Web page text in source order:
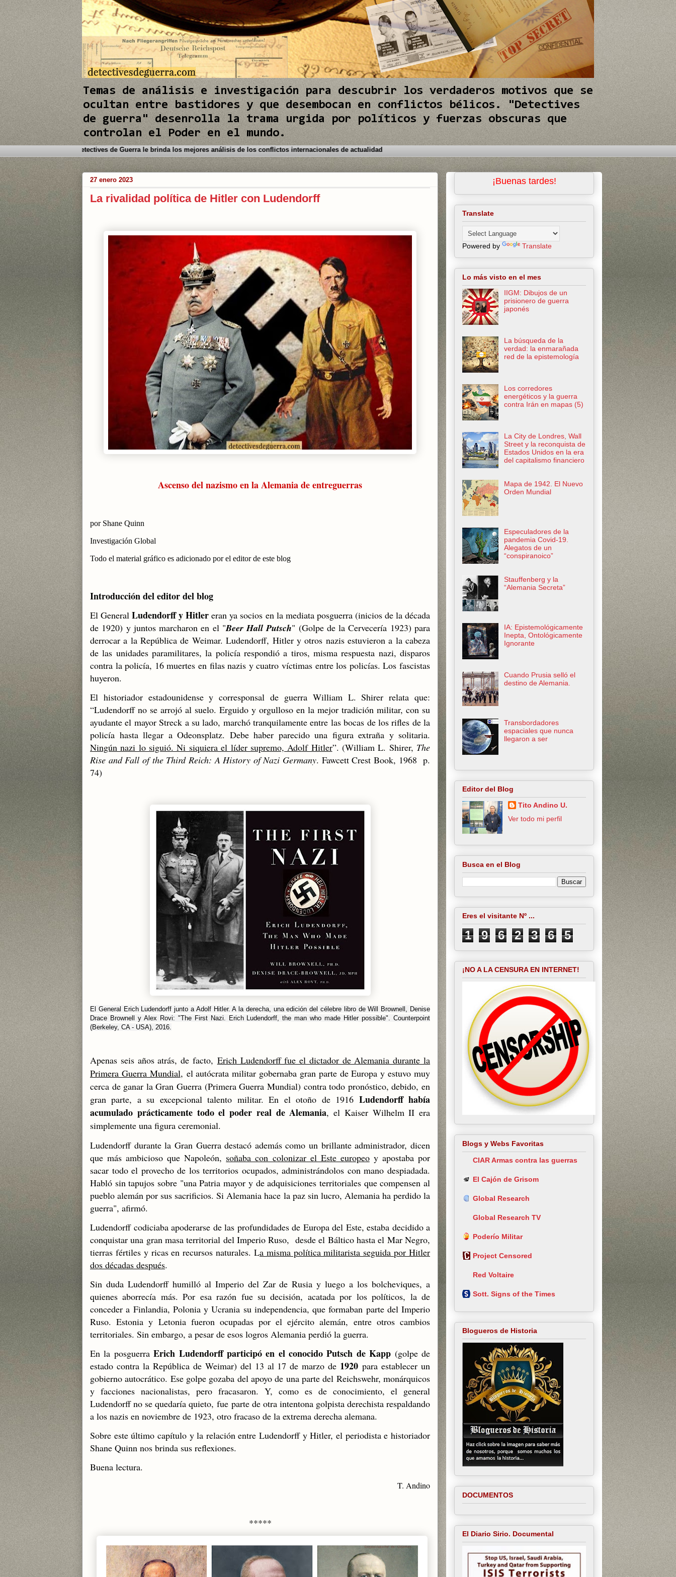
Temas de análisis e investigación para descubrir los verdaderos motivos que se
ocultan entre bastidores y que desembocan en conflictos bélicos. "Detectives
de guerra" desenrolla la trama urgida por políticos y fuerzas obscuras que
controlan el Poder en el mundo.
Bienvenido a este Blog. Detectives de Guerra le brinda los mejores análisis de los conflictos internacionales de actualidad
27 enero 2023
La rivalidad política de Hitler con Ludendorff
Ascenso del nazismo en la Alemania de entreguerras
por Shane Quinn
Investigación Global
Todo el material gráfico es adicionado por el editor de este blog
Introducción del editor del blog
El GeneralLudendorff y Hitler eran ya socios en la mediata posguerra (inicios de la década
de 1920) y juntos marcharon en el "Beer Hall Putsch" (Golpe de la Cervecería 1923) para
derrocar a la República de Weimar. Ludendorff, Hitler y otros nazis estuvieron a la cabeza
de las unidades paramilitares, la policía respondió a tiros, misma respuesta nazi, disparos
contra la policía, 16 muertes en filas nazis y cuatro víctimas entre los policías. Los fascistas
huyeron.
El historiador estadounidense y corresponsal de guerra William L. Shirer relata que:
“Ludendorff no se arrojó al suelo. Erguido y orgulloso en la mejor tradición militar, con su
ayudante el mayor Streck a su lado, marchó tranquilamente entre las bocas de los rifles de la
policía hasta llegar a Odeonsplatz. Debe haber parecido una figura extraña y solitaria.
Ningún nazi lo siguió. Ni siquiera el líder supremo, Adolf Hitler”. (William L. Shirer, The
Rise and Fall of the Third Reich: A History of Nazi Germany. Fawcett Crest Book, 1968 p.
74)
El General Erich Ludendorff junto a Adolf Hitler. A la derecha, una edición del célebre libro de Will Brownell, Denise
Drace Brownell y Alex Rovi: "The First Nazi. Erich Ludendorff, the man who made Hitler possible". Counterpoint
(Berkeley, CA - USA), 2016.
Apenas seis años atrás, de facto, Erich Ludendorff fue el dictador de Alemania durante la
Primera Guerra Mundial, el autócrata militar gobernaba gran parte de Europa y estuvo muy
cerca de ganar la Gran Guerra (Primera Guerra Mundial) contra todo pronóstico, debido, en
gran parte, a su excepcional talento militar. En el otoño de 1916 Ludendorff había
acumulado prácticamente todo el poder real de Alemania, el Kaiser Wilhelm II era
simplemente una figura ceremonial.
Ludendorff durante la Gran Guerra destacó además como un brillante administrador, dicen
que más ambicioso que Napoleón, soñaba con colonizar el Este europeoy apostaba por
sacar todo el provecho de los territorios ocupados, administrándolos con mano despiadada.
Habló sin tapujos sobre "una Patria mayor y de adquisiciones territoriales que compensen al
pueblo alemán por sus sacrificios. Si Alemania hace la paz sin lucro, Alemania ha perdido la
guerra", afirmó.
Ludendorff codiciaba apoderarse de las profundidades de Europa del Este, estaba decidido a
conquistar una gran masa territorial del Imperio Ruso, desde el Báltico hasta el Mar Negro,
tierras fértiles y ricas en recursos naturales. La misma política militarista seguida por Hitler
dos décadas después.
Sin duda Ludendorff humilló al Imperio del Zar de Rusia y luego a los bolcheviques, a
quienes aborrecía más. Por esa razón fue su decisión, acatada por los políticos, la de
conceder a Finlandia, Polonia y Ucrania su independencia, que formaban parte del Imperio
Ruso. Estonia y Letonia fueron ocupadas por el ejército alemán, entre otros cambios
territoriales. Sin embargo, a pesar de esos logros Alemania perdió la guerra.
En la posguerraErich Ludendorff participó en el conocido Putsch de Kapp (golpe de
estado contra la República de Weimar) del 13 al 17 de marzo de 1920 para establecer un
gobierno autocrático. Ese golpe gozaba del apoyo de una parte del Reichswehr, monárquicos
y facciones nacionalistas, pero fracasaron. Y, como es de conocimiento, el general
Ludendorff no se quedaría quieto,fue parte de otra intentona golpista derechista respaldando
a los nazis en noviembre de 1923, otro fracaso de la extrema derecha alemana.
Sobre este último capítulo y la relación entre Ludendorff y Hitler, el periodista e historiador
Shane Quinn nos brinda sus reflexiones.
Buena lectura.
T. Andino
*****
III
¡Buenas tardes!
Translate
Powered by Translate
Lo más visto en el mes
IIGM: Dibujos de un
prisionero de guerra
japonés
La búsqueda de la
verdad: la enmarañada
red de la epistemología
Los corredores
energéticos y la guerra
contra Irán en mapas (5)
La City de Londres, Wall
Street y la reconquista de
Estados Unidos en la era
del capitalismo financiero
Mapa de 1942. El Nuevo
Orden Mundial
Especuladores de la
pandemia Covid-19.
Alegatos de un
“conspiranoico”
Stauffenberg y la
“Alemania Secreta”
IA: Epistemológicamente
Inepta, Ontológicamente
Ignorante
Cuando Prusia selló el
destino de Alemania.
Transbordadores
espaciales que nunca
llegaron a ser
Editor del Blog
Tito Andino U.
Ver todo mi perfil
Busca en el Blog
Eres el visitante Nº ...
1 9 6 2 3 6 5
¡NO A LA CENSURA EN INTERNET!
Blogs y Webs Favoritas
CIAR Armas contra las guerras
El Cajón de Grisom
Global Research
Global Research TV
Poderío Militar
Project Censored
Red Voltaire
Sott. Signs of the Times
Blogueros de Historia
DOCUMENTOS
El Diario Sirio. Documental